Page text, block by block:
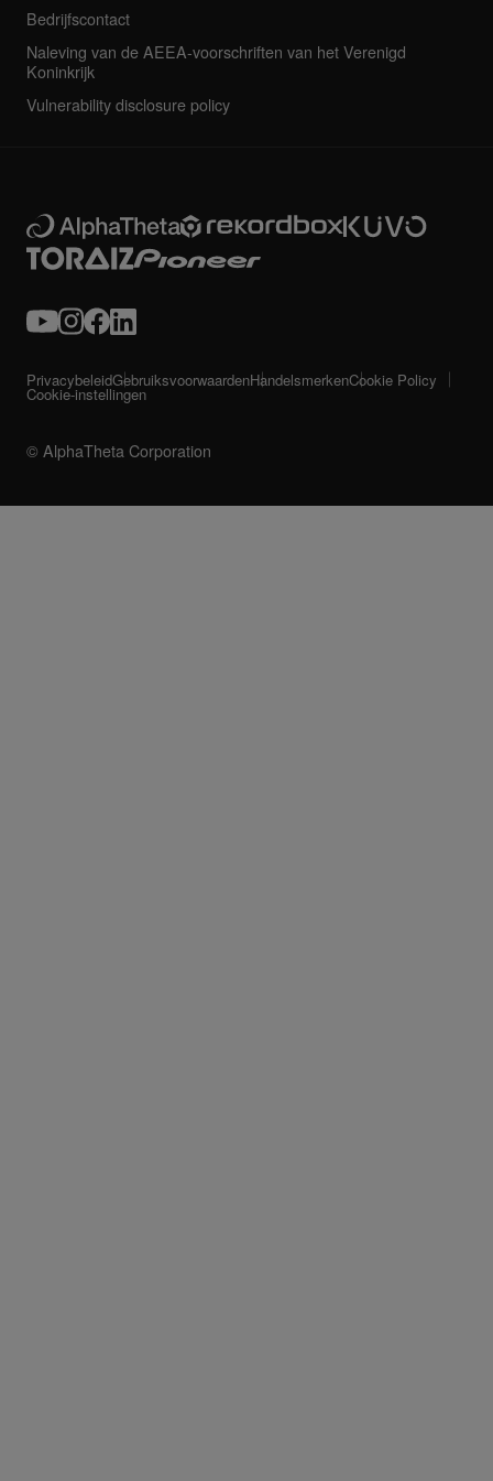
Bedrijfscontact
Naleving van de AEEA-voorschriften van het Verenigd
Koninkrijk
Vulnerability disclosure policy
© AlphaTheta Corporation
PrivacybeleidGebruiksvoorwaardenHandelsmerkenCookie Policy
Cookie-instellingen